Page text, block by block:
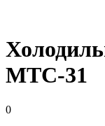
MTC-31
0